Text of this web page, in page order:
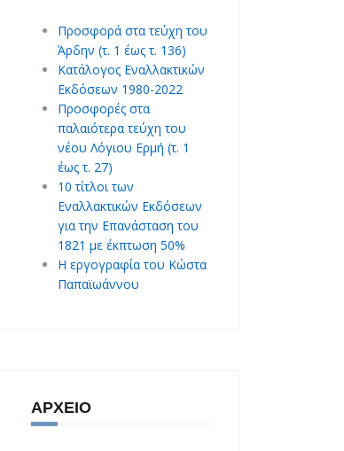
Προσφορά στα τεύχη του
Άρδην (τ. 1 έως τ. 136)
Κατάλογος Εναλλακτικών
Εκδόσεων 1980-2022
Προσφορές στα
παλαιότερα τεύχη του
νέου Λόγιου Ερμή (τ. 1
έως τ. 27)
10 τίτλοι των
Εναλλακτικών Εκδόσεων
για την Επανάσταση του
1821 με έκπτωση 50%
Η εργογραφία του Κώστα
Παπαϊωάννου
ΑΡΧΕΊΟ